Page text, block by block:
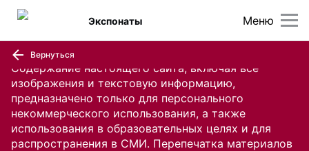
Содержание настоящего сайта, включая все
изображения и текстовую информацию,
предназначено только для персонального
некоммерческого использования, а также
использования в образовательных целях и для
распространения в СМИ. Перепечатка материалов
Меню
Экспонаты
Вернуться